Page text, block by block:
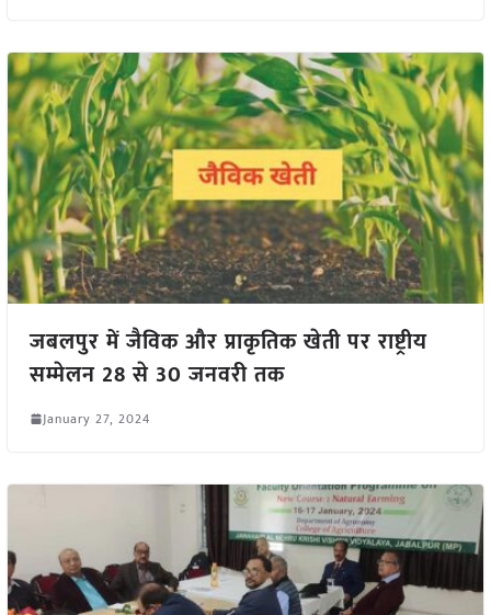
जबलपुर में जैविक और प्राकृतिक खेती पर राष्ट्रीय
सम्मेलन 28 से 30 जनवरी तक
January 27, 2024